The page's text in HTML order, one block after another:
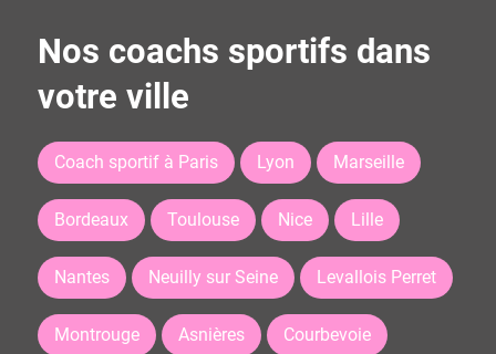
Nos coachs sportifs dans
votre ville
Coach sportif à Paris Lyon Marseille
Bordeaux Toulouse Nice Lille
Nantes Neuilly sur Seine Levallois Perret
Montrouge Asnières Courbevoie